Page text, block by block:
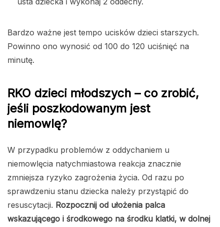
Bardzo ważne jest tempo ucisków dzieci starszych.
Powinno ono wynosić od 100 do 120 uciśnięć na
minutę.
RKO dzieci młodszych – co zrobić,
jeśli poszkodowanym jest
niemowlę?
W przypadku problemów z oddychaniem u
niemowlęcia natychmiastowa reakcja znacznie
zmniejsza ryzyko zagrożenia życia. Od razu po
sprawdzeniu stanu dziecka należy przystąpić do
resuscytacji. Rozpocznij od ułożenia palca
wskazującego i środkowego na środku klatki, w dolnej